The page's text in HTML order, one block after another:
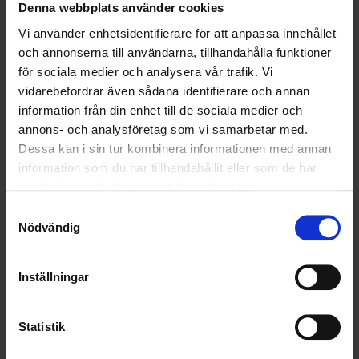
Denna webbplats använder cookies
Vi använder enhetsidentifierare för att anpassa innehållet
och annonserna till användarna, tillhandahålla funktioner
för sociala medier och analysera vår trafik. Vi
vidarebefordrar även sådana identifierare och annan
information från din enhet till de sociala medier och
annons- och analysföretag som vi samarbetar med.
Dessa kan i sin tur kombinera informationen med annan
information som du har tillhandahållit eller som de har
Nödvändig
Inställningar
Statistik
för Affärsområdena Transport och Entreprenad.
– Vi har en stark och väldigt erfaren organisation inom Återvinning,
utveckla verksamheten inom både befintliga och nya områden.
– Det breda tjänsteutbudet som vi kan erbjuda våra kunder är unikt i